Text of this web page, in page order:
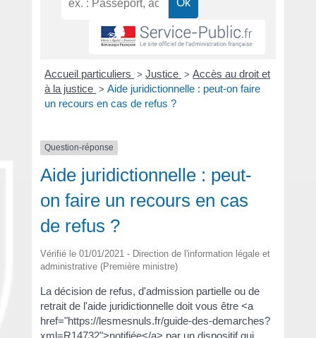
Accueil particuliers > Justice > Accès au droit et
à la justice > Aide juridictionnelle : peut-on faire
un recours en cas de refus ?
Question-réponse
Aide juridictionnelle : peut-
on faire un recours en cas
de refus ?
Vérifié le 01/01/2021 - Direction de l'information légale et
administrative (Première ministre)
La décision de refus, d'admission partielle ou de
retrait de l'aide juridictionnelle doit vous être <a
href="https://lesmesnuls.fr/guide-des-demarches?
xml=R14732">notifiée</a> par un dispositif qui